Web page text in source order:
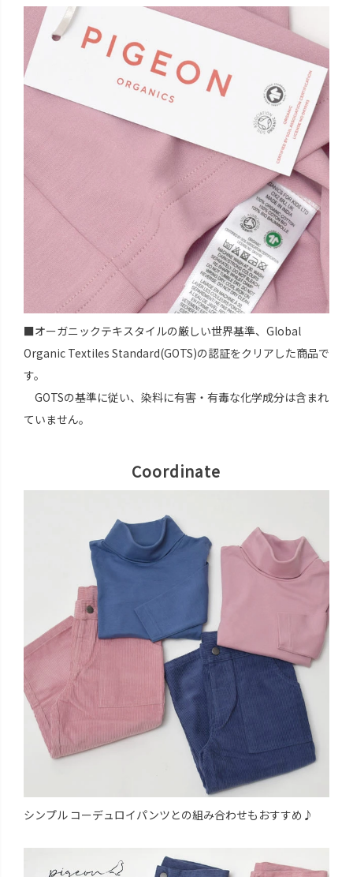
■オーガニックテキスタイルの厳しい世界基準、Global
Organic Textiles Standard(GOTS)の認証をクリアした商品で
す。
GOTSの基準に従い、染料に有害・有毒な化学成分は含まれ
ていません。
Coordinate
シンプル コーデュロイパンツとの組み合わせもおすすめ♪